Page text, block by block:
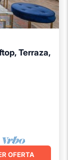
Terraza,
OFERTA